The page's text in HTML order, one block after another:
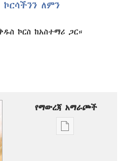
ለምን
ኮርስ ከአስተማሪ ጋር።
የማውረጃ አማራጮች
የሕትመት